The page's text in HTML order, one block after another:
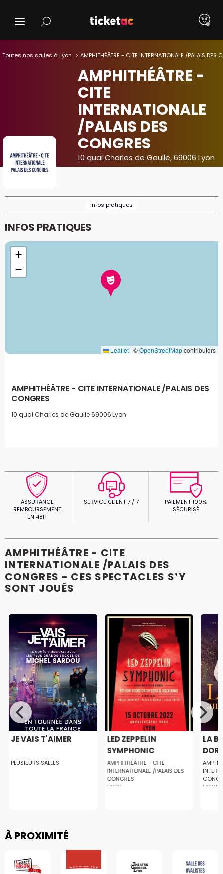
Toutes nos salles à Lyon AMPHITHÉÂTRE - CITE INTERNATIONALE /PALAIS DES
AMPHITHÉÂTRE -
CITE
INTERNATIONALE
/PALAIS DES
CONGRES
10 quai Charles de Gaulle, 69006 Lyon
Infos pratiques
INFOS PRATIQUES
+
−
Leaflet | ©OpenStreetMapcontributors
AMPHITHÉÂTRE - CITE INTERNATIONALE /PALAIS DES
CONGRES
10 quai Charles de Gaulle69006 Lyon
ASSURANCE
REMBOURSEMENT
EN 48H
SERVICE CLIENT 7 / 7
PAIEMENT 100%
SÉCURISÉ
AMPHITHÉÂTRE - CITE
INTERNATIONALE /PALAIS DES
CONGRES - CES SPECTACLES S’Y
SONT JOUÉS
JE VAIS T'AIMER
PLUSIEURS SALLES
LED ZEPPELIN
SYMPHONIC
AMPHITHÉÂTRE - CITE
INTERNATIONALE /PALAIS DES
CONGRES
LYON
LA
LYON
À PROXIMITÉ